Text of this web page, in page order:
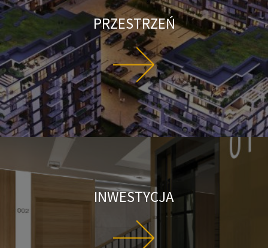
PRZESTRZEŃ
INWESTYCJA